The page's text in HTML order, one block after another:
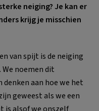
neiging? Je kan er
krijg je misschien
van spijt is de neiging
noemen dit
denken aan hoe we het
geweest als we een